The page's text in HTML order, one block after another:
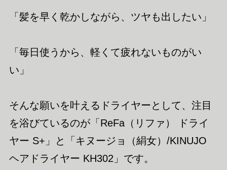
「髪を早く乾かしながら、ツヤも出したい」
「毎日使うから、軽くて疲れないものがい
い」
そんな願いを叶えるドライヤーとして、注目
を浴びているのが「ReFa（リファ） ドライ
ヤー S+」と「キヌージョ（絹女）/KINUJO
ヘアドライヤー KH302」です。